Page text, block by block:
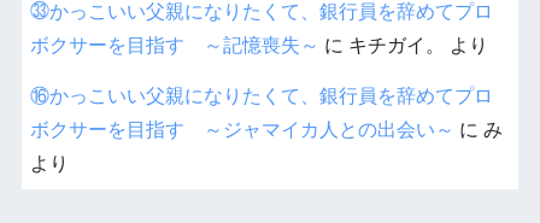
㉝かっこいい父親になりたくて、銀行員を辞めてプロ
ボクサーを目指す ～記憶喪失～ に キチガイ。 より
⑯かっこいい父親になりたくて、銀行員を辞めてプロ
ボクサーを目指す ～ジャマイカ人との出会い～ に み
より